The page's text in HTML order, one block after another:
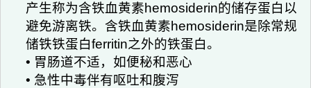
产生称为含铁血黄素hemosiderin的储存蛋白以
避免游离铁。含铁血黄素hemosiderin是除常规
储铁铁蛋白ferritin之外的铁蛋白。
• 胃肠道不适，如便秘和恶心
• 急性中毒伴有呕吐和腹泻